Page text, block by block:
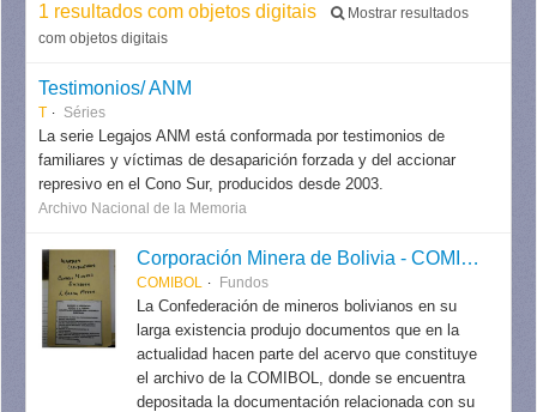
1 resultados com objetos digitais
Mostrar resultados
com objetos digitais
Testimonios/ ANM
T Séries
La serie Legajos ANM está conformada por testimonios de
familiares y víctimas de desaparición forzada y del accionar
represivo en el Cono Sur, producidos desde 2003.
Archivo Nacional de la Memoria
Corporación Minera de Bolivia - COMIBOL
COMIBOL Fundos
La Confederación de mineros bolivianos en su
larga existencia produjo documentos que en la
actualidad hacen parte del acervo que constituye
el archivo de la COMIBOL, donde se encuentra
depositada la documentación relacionada con su